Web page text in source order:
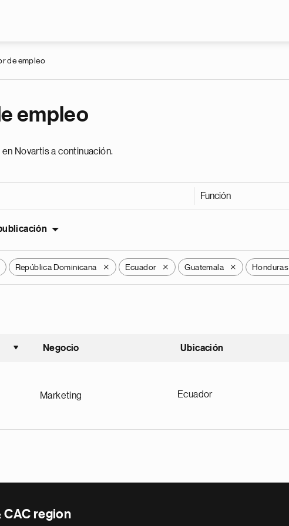
de empleo
empleo
Novartis a continuación.
Función
República Dominicana X Ecuador X Guatemala X Honduras
Ordenar ascendente
Negocio Ubicación
Marketing Ecuador
CAC region